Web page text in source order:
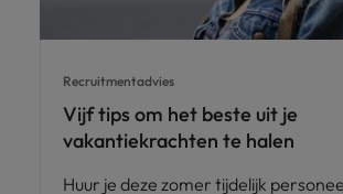
Recruitmentadvies
Vijf tips om het beste uit je
vakantiekrachten te halen
Huur je deze zomer tijdelijk